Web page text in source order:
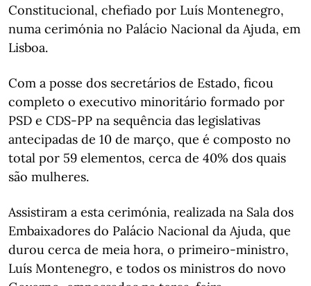
Constitucional, chefiado por Luís Montenegro,
numa cerimónia no Palácio Nacional da Ajuda, em
Lisboa.
Com a posse dos secretários de Estado, ficou
completo o executivo minoritário formado por
PSD e CDS-PP na sequência das legislativas
antecipadas de 10 de março, que é composto no
total por 59 elementos, cerca de 40% dos quais
são mulheres.
Assistiram a esta cerimónia, realizada na Sala dos
Embaixadores do Palácio Nacional da Ajuda, que
durou cerca de meia hora, o primeiro-ministro,
Luís Montenegro, e todos os ministros do novo